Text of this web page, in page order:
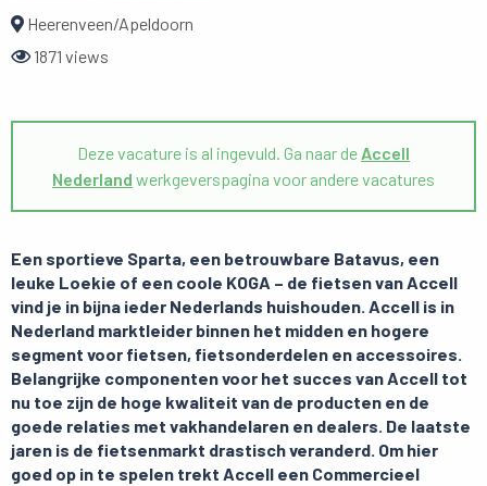
Heerenveen/Apeldoorn
1871 views
Deze vacature is al ingevuld. Ga naar de Accell
Nederland werkgeverspagina voor andere vacatures
Een sportieve Sparta, een betrouwbare Batavus, een
leuke Loekie of een coole KOGA – de fietsen van Accell
vind je in bijna ieder Nederlands huishouden. Accell is in
Nederland marktleider binnen het midden en hogere
segment voor fietsen, fietsonderdelen en accessoires.
Belangrijke componenten voor het succes van Accell tot
nu toe zijn de hoge kwaliteit van de producten en de
goede relaties met vakhandelaren en dealers. De laatste
jaren is de fietsenmarkt drastisch veranderd. Om hier
goed op in te spelen trekt Accell een Commercieel